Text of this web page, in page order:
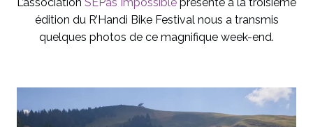
L’association SEPas Impossible présente à la troisième
édition du R’Handi Bike Festival nous a transmis
quelques photos de ce magnifique week-end.